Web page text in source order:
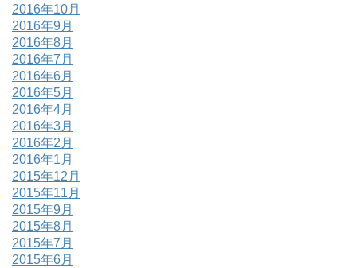
2016年10月
2016年9月
2016年8月
2016年7月
2016年6月
2016年5月
2016年4月
2016年3月
2016年2月
2016年1月
2015年12月
2015年11月
2015年9月
2015年8月
2015年7月
2015年6月